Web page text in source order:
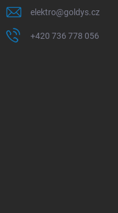
elektro@goldys.cz
+420 736 778 056